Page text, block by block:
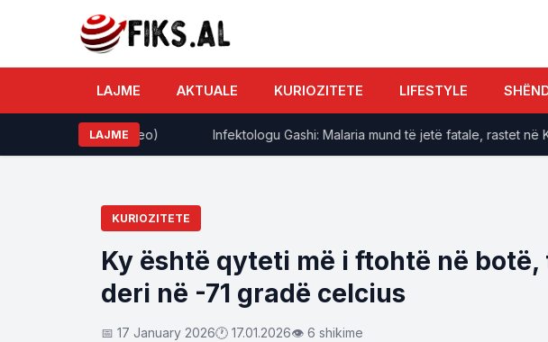
LAJME AKTUALE KURIOZITETE LIFESTYLE
LAJME
(Video) ​Infektologu Gashi: Malaria mund të jetë fatale, rastet në
KURIOZITETE
Ky është qyteti më i ftohtë në
deri në -71 gradë celcius
📅 17 January 2026🕐 17.01.2026👁 6 shikime